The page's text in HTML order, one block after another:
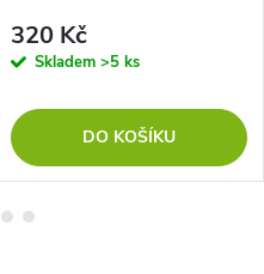
320 Kč
Skladem >5 ks
DO KOŠÍKU